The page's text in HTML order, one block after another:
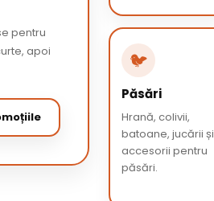
pentru
apoi
🐦
Păsări
Hrană, colivii,
batoane, jucării și
accesorii pentru
păsări.